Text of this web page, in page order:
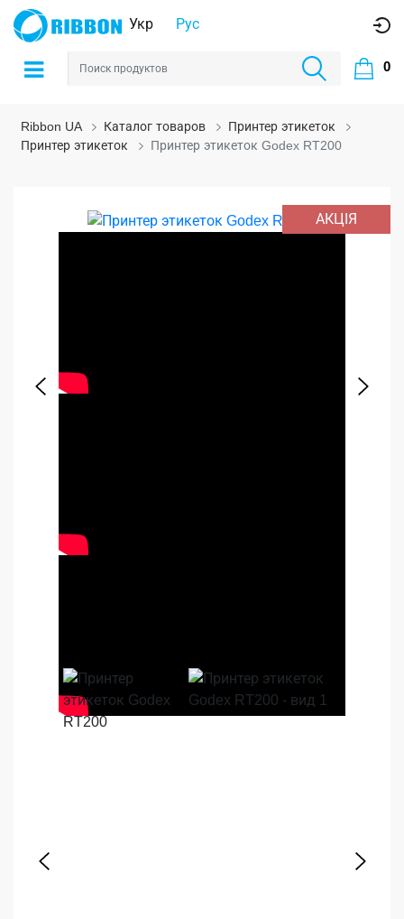
Укр Рус
0
Ribbon UA Каталог товаров
Принтер этикеток
Принтер этикеток
Принтер этикеток Godex RT200
АКЦІЯ